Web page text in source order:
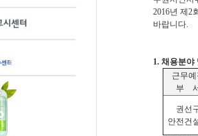
2016년 제2
바랍니다.
1. 채용분야
근무
부
권선
안전건